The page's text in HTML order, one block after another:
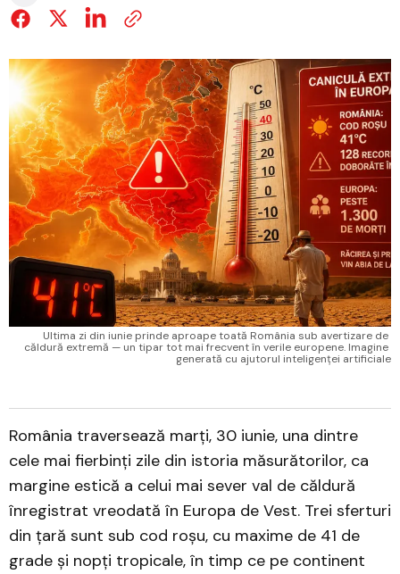
Ultima zi din iunie prinde aproape toată România sub avertizare de
căldură extremă — un tipar tot mai frecvent în verile europene. Imagine
generată cu ajutorul inteligenței artificiale
România traversează marți, 30 iunie, una dintre
cele mai fierbinți zile din istoria măsurătorilor, ca
margine estică a celui mai sever val de căldură
înregistrat vreodată în Europa de Vest. Trei sferturi
din țară sunt sub cod roșu, cu maxime de 41 de
grade și nopți tropicale, în timp ce pe continent